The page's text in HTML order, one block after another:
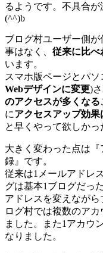
るようです。不具合
(^^)b
ブログ村ユーザー側
事はなく、 従来に比べ
います。
スマホ版ページとパ
Webデザインに変更)
のアクセスが多くなる
にアクセスアップ効果
と早くやって欲しか
大きく変わった点は『
録 』です。
従来は1メールアドレ
グは基本1ブログだっ
アドレスを変えなが
ログ村では複数のア
ました。また1アカウ
なりました。